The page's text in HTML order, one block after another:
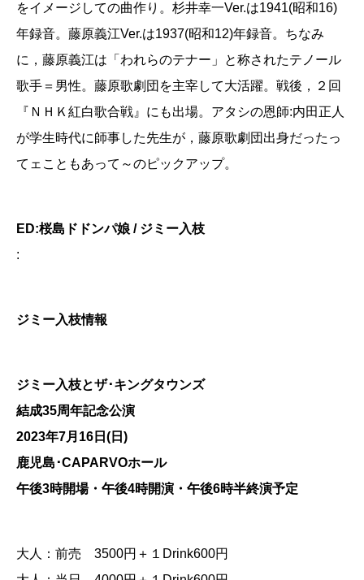
をイメージしての曲作り。杉井幸一Ver.は1941(昭和16)
年録音。藤原義江Ver.は1937(昭和12)年録音。ちなみ
に，藤原義江は「われらのテナー」と称されたテノール
歌手＝男性。藤原歌劇団を主宰して大活躍。戦後，２回
『ＮＨＫ紅白歌合戦』にも出場。アタシの恩師:内田正人
が学生時代に師事した先生が，藤原歌劇団出身だったっ
てェこともあって～のピックアップ。
ED:桜島ドドンパ娘 / ジミー入枝
:
ジミー入枝情報
ジミー入枝とザ･キングタウンズ
結成35周年記念公演
2023年7月 16 日 ( 日 )
鹿児島･CAPARVOホール
午後3時開場・午後4時開演・午後6時半終演予定
大人：前売 3500円＋１Drink600円